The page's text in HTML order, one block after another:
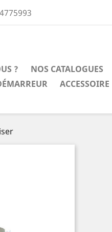
? NOS CATALOGUES
ACCESSOIRE